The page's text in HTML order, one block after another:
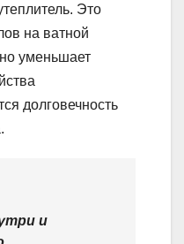
Это
на ватной
уменьшает
долговечность
и